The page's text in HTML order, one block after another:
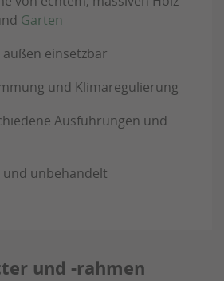
Garten
einsetzbar
und Klimaregulierung
Ausführungen und
und unbehandelt
und -rahmen